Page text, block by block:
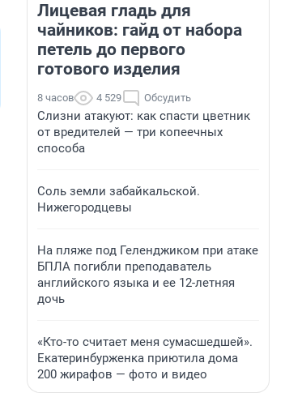
Лицевая гладь для
чайников: гайд от набора
петель до первого
готового изделия
8 часов 4 529 Обсудить
Слизни атакуют: как спасти цветник
от вредителей — три копеечных
способа
Соль земли забайкальской.
Нижегородцевы
На пляже под Геленджиком при атаке
БПЛА погибли преподаватель
английского языка и ее 12-летняя
дочь
«Кто-то считает меня сумасшедшей».
Екатеринбурженка приютила дома
200 жирафов — фото и видео